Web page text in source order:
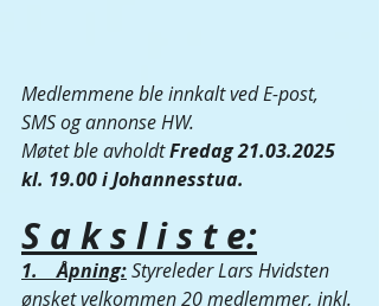
Medlemmene ble innkalt ved E-post,
SMS og annonse HW.
Møtet ble avholdt Fredag 21.03.2025
kl. 19.00 i Johannesstua.
S a k s l i s t e:
1.    Åpning:Styreleder Lars Hvidsten
ønsket velkommen 20 medlemmer, inkl.